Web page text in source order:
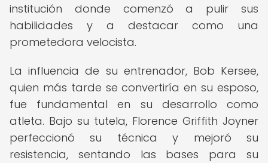
institución donde comenzó a pulir sus
habilidades y a destacar como una
prometedora velocista.
La influencia de su entrenador, Bob Kersee,
quien más tarde se convertiría en su esposo,
fue fundamental en su desarrollo como
atleta. Bajo su tutela, Florence Griffith Joyner
perfeccionó su técnica y mejoró su
resistencia, sentando las bases para su